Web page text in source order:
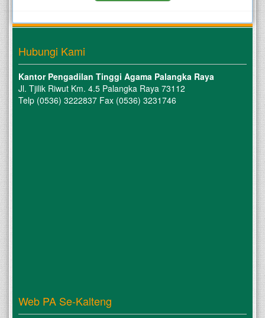
Hubungi Kami
Kantor Pengadilan Tinggi Agama Palangka Raya
Jl. Tjilik Riwut Km. 4.5 Palangka Raya 73112
Telp (0536) 3222837 Fax (0536) 3231746
Web PA Se-Kalteng